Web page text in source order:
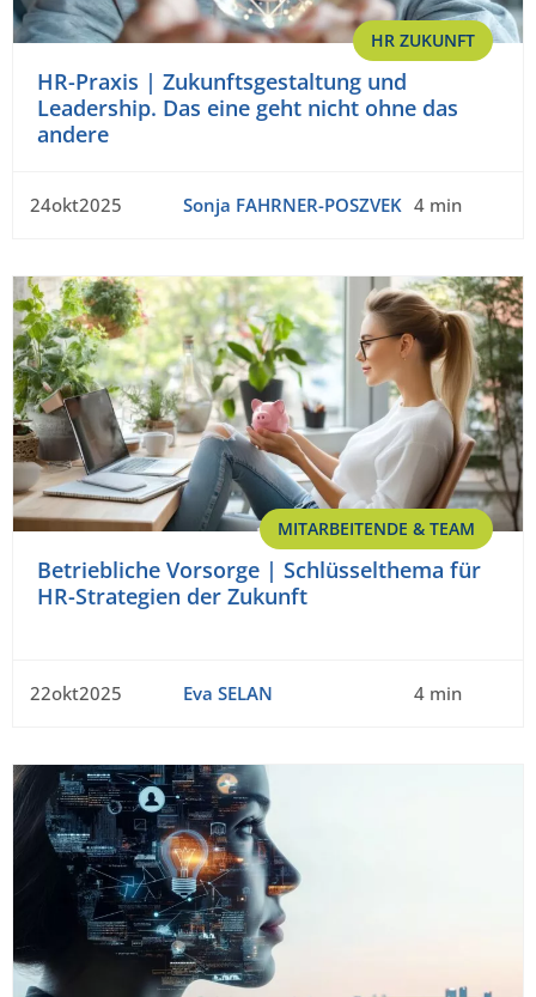
HR ZUKUNFT
HR-Praxis | Zukunftsgestaltung und
Leadership. Das eine geht nicht ohne das
andere
24okt2025 Sonja FAHRNER-POSZVEK 4 min
MITARBEITENDE & TEAM
Betriebliche Vorsorge | Schlüsselthema für
HR-Strategien der Zukunft
22okt2025 Eva SELAN 4 min